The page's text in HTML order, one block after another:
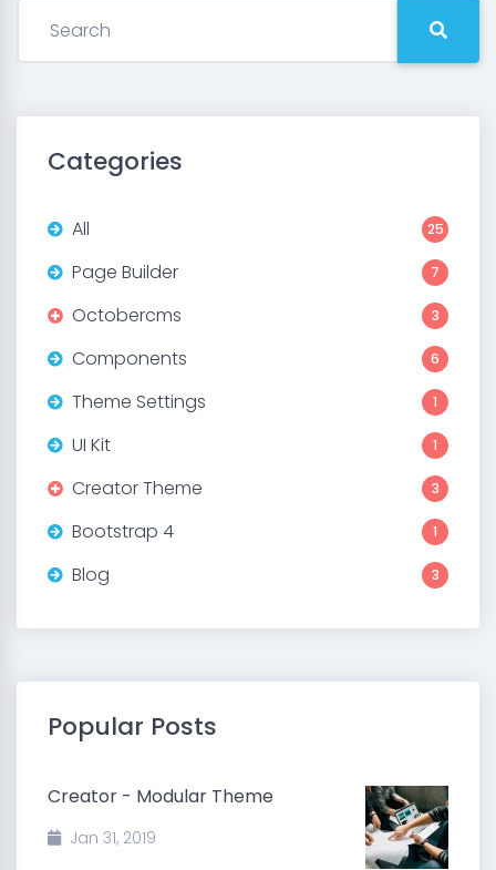
Categories
All 25
Page Builder 7
Octobercms 3
Components 6
Theme Settings 1
UI Kit 1
Creator Theme 3
Bootstrap 4 1
Blog 3
Popular Posts
Creator - Modular Theme
Jan 31, 2019